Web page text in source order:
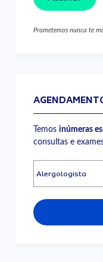
Prometemos nunca te
Temosinúmeras
consultas e